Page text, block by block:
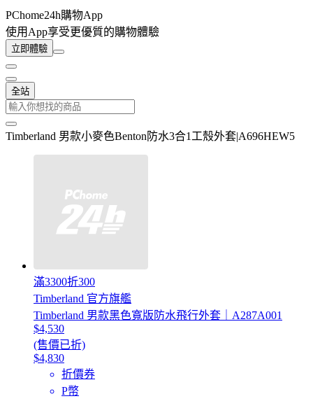
PChome24h購物App
使用App享受更優質的購物體驗
立即體驗
全站
Timberland 男款小麥色Benton防水3合1工殼外套|A696HEW5
滿3300折300
Timberland 官方旗艦
Timberland 男款黑色寬版防水飛行外套｜A287A001
$4,530
(售價已折)
$4,830
折價券
P幣